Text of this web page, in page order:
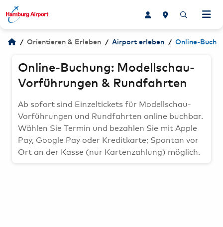
PLANEN & BUCHEN
Direktziele ab Hamburg
Flug suchen & buchen
Reisebüros am Airport
Services am Airport
Abflüge
Ankünfte
Check-in
Gepäck
ANREISEN & PARKEN
Parken am Airport
An- und Abreise zum Airport
Mietwagen & Carsharing
EINKAUFEN & GENIESSEN
Angebote
Coming Soon & Neueröffnungen
ORIENTIEREN & ERLEBEN
Lageplan
/ Orientieren & Erleben / Airport erleben / Online-
Online-Buchung: Modellschau-
Vorführungen & Rundfahrten
Ab sofort sind Einzeltickets für Modellschau-
Vorführungen und Rundfahrten online buchbar.
Wählen Sie Termin und bezahlen Sie mit Apple
Pay, Google Pay oder Kreditkarte; Spontan vor
Ort an der Kasse (nur Kartenzahlung) möglich.